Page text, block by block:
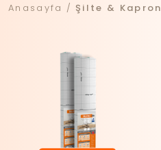
Anasayfa Şilte & Kapron